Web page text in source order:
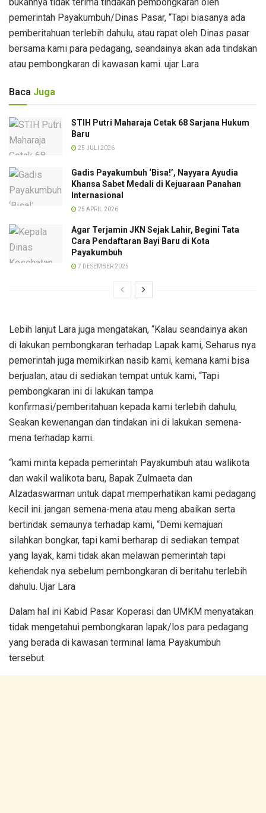
pemerintah Payakumbuh/Dinas Pasar, “Tapi biasanya ada
pemberitahuan terlebih dahulu, atau rapat oleh Dinas pasar
bersama kami para pedagang, seandainya akan ada tindakan
atau pembongkaran di kawasan kami. ujar Lara
Baca Juga
STIH Putri Maharaja Cetak 68 Sarjana Hukum
Baru
25 JULI 2026
Gadis Payakumbuh ‘Bisa!’, Nayyara Ayudia
Khansa Sabet Medali di Kejuaraan Panahan
Internasional
25 APRIL 2026
Agar Terjamin JKN Sejak Lahir, Begini Tata
Cara Pendaftaran Bayi Baru di Kota
Payakumbuh
7 DESEMBER 2025
Lebih lanjut Lara juga mengatakan, “Kalau seandainya akan
di lakukan pembongkaran terhadap Lapak kami, Seharus nya
pemerintah juga memikirkan nasib kami, kemana kami bisa
berjualan, atau di sediakan tempat untuk kami, “Tapi
pembongkaran ini di lakukan tampa
konfirmasi/pemberitahuan kepada kami terlebih dahulu,
Seakan kewenangan dan tindakan ini di lakukan semena-
mena terhadap kami.
“kami minta kepada pemerintah Payakumbuh atau walikota
dan wakil walikota baru, Bapak Zulmaeta dan
Alzadaswarman untuk dapat memperhatikan kami pedagang
kecil ini. jangan semena-mena atau meng abaikan serta
bertindak semaunya terhadap kami, “Demi kemajuan
silahkan bongkar, tapi kami berharap di sediakan tempat
yang layak, kami tidak akan melawan pemerintah tapi
kehendak nya sebelum pembongkaran di beritahu terlebih
dahulu. Ujar Lara
Dalam hal ini Kabid Pasar Koperasi dan UMKM menyatakan
tidak mengetahui pembongkaran lapak/los para pedagang
yang berada di kawasan terminal lama Payakumbuh
tersebut.